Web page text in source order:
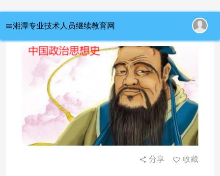
湘潭专业技术人员继续教育网
分享 收藏